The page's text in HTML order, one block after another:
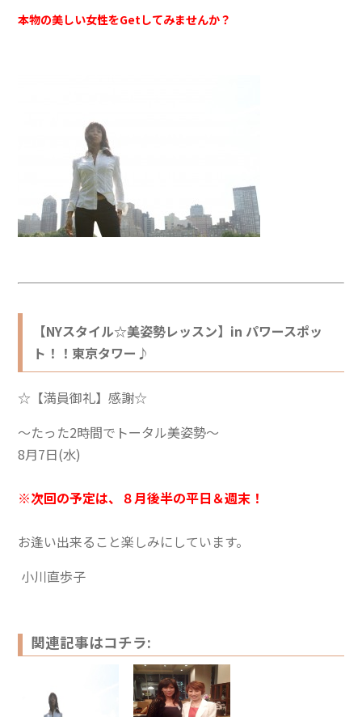
本物の美しい女性をGetしてみませんか？
【NYスタイル☆美姿勢レッスン】 in パワースポッ
ト！！東京タワー♪
☆【満員御礼】感謝☆
～たった2時間でトータル美姿勢～
8月7日(水)
※次回の予定は、８月後半の平日＆週末！
お逢い出来ること楽しみにしています。
小川直歩子
関連記事はコチラ: